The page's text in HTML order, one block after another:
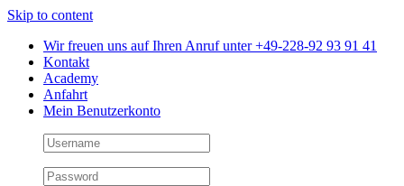
Skip to content
Wir freuen uns auf Ihren Anruf unter +49-228-92 93 91 41
Kontakt
Academy
Anfahrt
Mein Benutzerkonto